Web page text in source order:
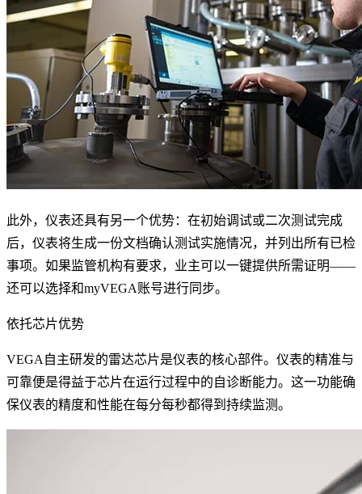
此外，仪表还具有另一个优势：在初始调试或二次测试完成
后，仪表将生成一份文档确认测试实施情况，并列出所有已检
事项。如果监管机构有要求，业主可以一键提供所需证明——
还可以选择和myVEGA账号进行同步。
依托芯片优势
VEGA自主研发的雷达芯片是仪表的核心部件。仪表的精准与
可靠便是得益于芯片在运行过程中的自诊断能力。这一功能确
保仪表的精度和性能在每分每秒都得到持续监测。